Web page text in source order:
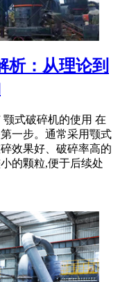
析：从理论到
式破碎机的使用 在
一步。通常采用颚式
效果好、破碎率高的
的颗粒,便于后续处